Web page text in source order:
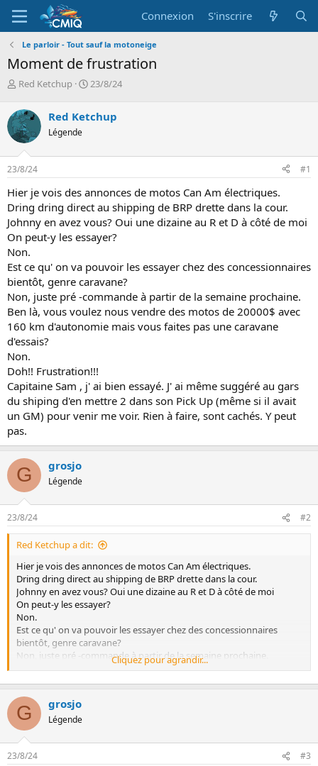
Connexion S'inscrire
Le parloir - Tout sauf la motoneige
Moment de frustration
A
t
e
u
r
d
e
a
d
i
s
c
u
s
s
i
o
n
Red Ketchup
D
e
d
u
t
23/8/24
Red Ketchup
Légende
23/8/24 #1
Hier je vois des annonces de motos Can Am électriques.
Dring dring direct au shipping de BRP drette dans la cour.
Johnny en avez vous? Oui une dizaine au R et D à côté de moi
On peut-y les essayer?
Non.
Est ce qu' on va pouvoir les essayer chez des concessionnaires
bientôt, genre caravane?
Non, juste pré -commande à partir de la semaine prochaine.
Ben là, vous voulez nous vendre des motos de 20000$ avec
160 km d'autonomie mais vous faites pas une caravane
d'essais?
Non.
Doh!! Frustration!!!
Capitaine Sam , j' ai bien essayé. J' ai même suggéré au gars
du shiping d'en mettre 2 dans son Pick Up (même si il avait
un GM) pour venir me voir. Rien à faire, sont cachés. Y peut
pas.
G grosjo
Légende
23/8/24 #2
Red Ketchup a dit:
Hier je vois des annonces de motos Can Am électriques.
Dring dring direct au shipping de BRP drette dans la cour.
Johnny en avez vous? Oui une dizaine au R et D à côté de moi
On peut-y les essayer?
Non.
Est ce qu' on va pouvoir les essayer chez des concessionnaires
bientôt, genre caravane?
Non, juste pré -commande à partir de la semaine prochaine.
Ben là, vous voulez nous vendre des motos de 20000$ avec 160 km
d'autonomie mais vous faites pas une caravane d'essais?
Non.
Doh!! Frustration!!!
Capitaine Sam , j' ai bien essayé. J' ai même suggéré au gars du
shiping d'en mettre 2 dans son Pick Up (même si il avait un GM)
pour venir me voir. Rien à faire, sont cachés. Y peut pas.
Cliquez pour agrandir...
G grosjo
Légende
23/8/24 #3